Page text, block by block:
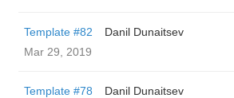
Template #82
Danil Dunaitsev
Mar 29, 2019
Template #78
Danil Dunaitsev